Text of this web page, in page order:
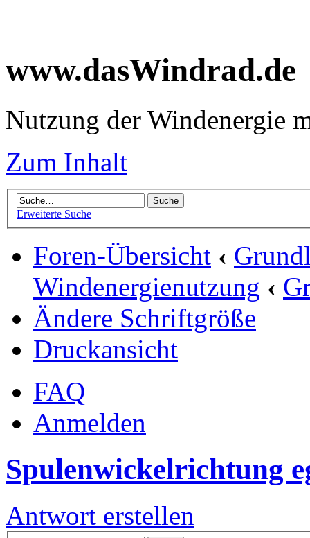
www.dasWindrad.de
Nutzung der Windenergie
Zum Inhalt
Erweiterte Suche
Foren-Übersicht ‹
Windenergienutzung ‹
Ändere Schriftgröße
Druckansicht
FAQ
Anmelden
Spulenwickelrichtung
Antwort erstellen